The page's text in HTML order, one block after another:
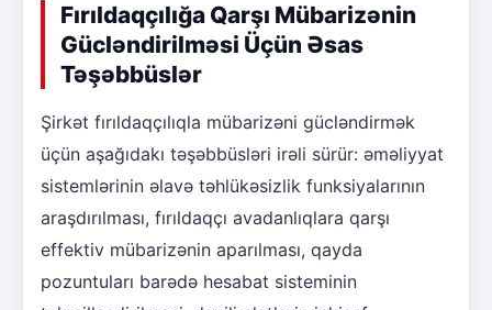
Fırıldaqçılığa Qarşı Mübarizənin
Gücləndirilməsi Üçün Əsas
Təşəbbüslər
Şirkət fırıldaqçılıqla mübarizəni gücləndirmək
üçün aşağıdakı təşəbbüsləri irəli sürür: əməliyyat
sistemlərinin əlavə təhlükəsizlik funksiyalarının
araşdırılması, fırıldaqçı avadanlıqlara qarşı
effektiv mübarizənin aparılması, qayda
pozuntuları barədə hesabat sisteminin